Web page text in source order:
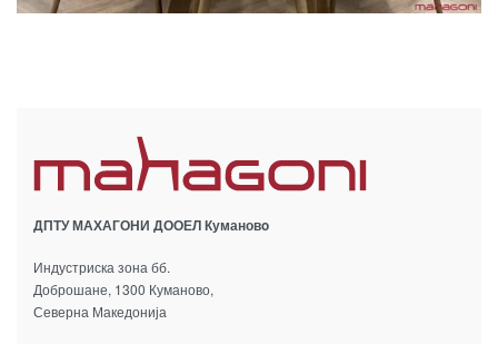
ДПТУ МАХАГОНИ ДООЕЛ Кумановo
Индустриска зона бб.
Доброшане, 1300 Куманово,
Северна Македонија